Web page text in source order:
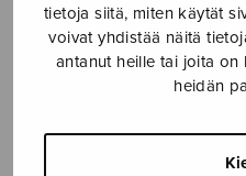
tietoja siitä, miten käytät
voivat yhdistää näitä
antanut heille tai joita
heidän